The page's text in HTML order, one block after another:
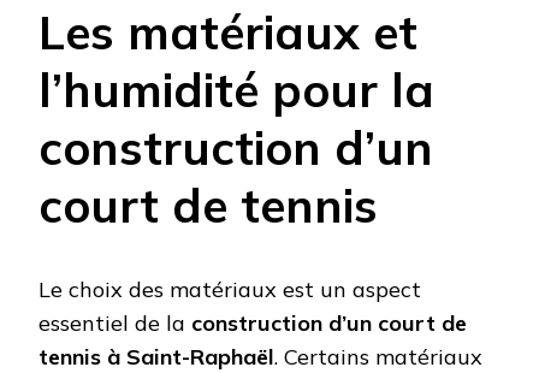
Les matériaux et
l’humidité pour la
construction d’un
court de tennis
Le choix des matériaux est un aspect
essentiel de la construction d’un court de
tennis à Saint-Raphaël. Certains matériaux